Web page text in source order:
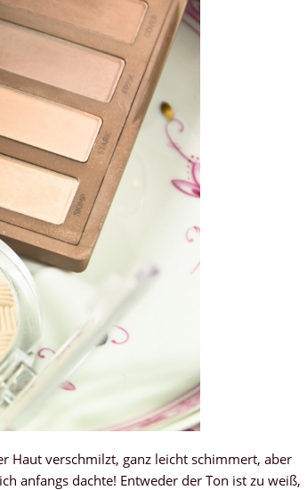
Haut verschmilzt, ganz leicht schimmert, aber
anfangs dachte! Entweder der Ton ist zu weiß,